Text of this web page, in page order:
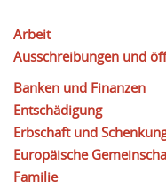
Arbeit
Ausschreibungen und
Banken und Finanzen
Entschädigung
Erbschaft und
Europäische
Familie